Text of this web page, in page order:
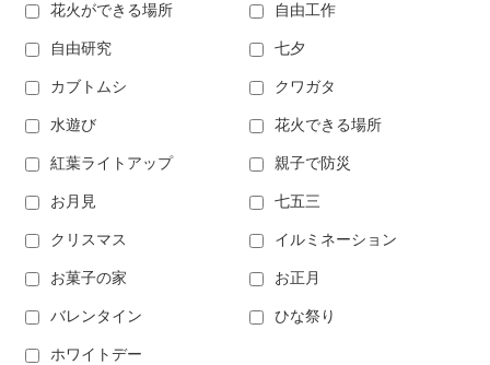
花火ができる場所 自由工作
自由研究 七夕
カブトムシ クワガタ
水遊び 花火できる場所
紅葉ライトアップ 親子で防災
お月見 七五三
クリスマス イルミネーション
お菓子の家 お正月
バレンタイン ひな祭り
ホワイトデー